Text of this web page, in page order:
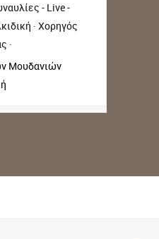
ΑΚΥΡΩΣΗ
Κασσάνδρας
Χαλκιδική
Αμφιθέατρο Σίβηρης